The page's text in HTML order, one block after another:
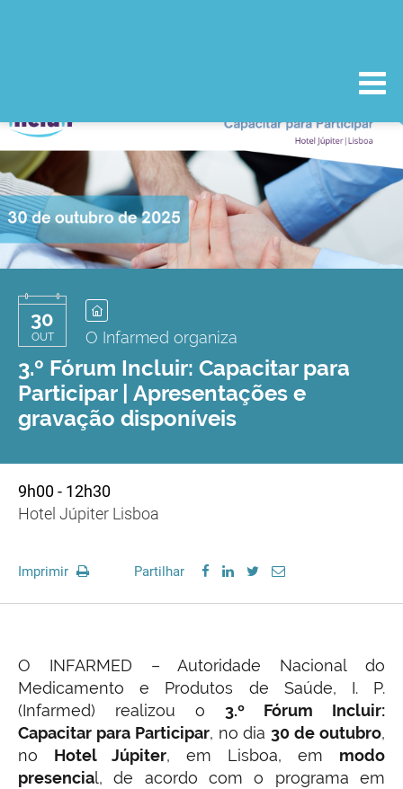
30
OUT O Infarmed organiza
3.º Fórum Incluir: Capacitar para
Participar | Apresentações e
gravação disponíveis
9h00 - 12h30
Hotel Júpiter Lisboa
Imprimir Partilhar
O INFARMED – Autoridade Nacional do
Medicamento e Produtos de Saúde, I. P.
(Infarmed) realizou o 3.º Fórum Incluir:
Capacitar para Participar, no dia 30 de outubro,
no Hotel Júpiter, em Lisboa, em modo
presencial, de acordo com o programa em